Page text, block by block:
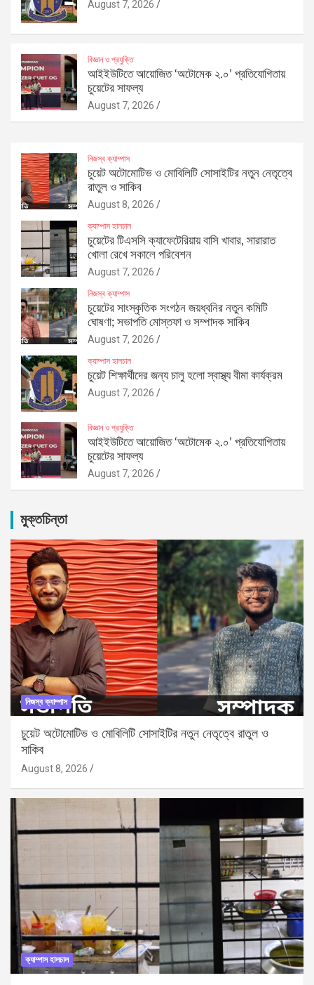
August 7, 2026
বিজ্ঞান ও প্রযুক্তি
আইইউটিতে আয়োজিত ‘অটোমেক ২.০’ প্রতিযোগিতায়
চুয়েটের সাফল্য
August 7, 2026
নিজস্ব ক্যাম্পাস
চুয়েট অটোমোটিভ ও মোবিলিটি সোসাইটির নতুন নেতৃত্বে
রাতুল ও সাকিব
August 8, 2026
ক্যাম্পাস হালচাল
চুয়েটের টিএসসি ক্যাফেটেরিয়ায় বাসি খাবার, সারারাত
খোলা রেখে সকালে পরিবেশন
August 7, 2026
নিজস্ব ক্যাম্পাস
চুয়েটের সাংস্কৃতিক সংগঠন জয়ধ্বনির নতুন কমিটি
ঘোষণা; সভাপতি মোস্তফা ও সম্পাদক সাকিব
August 7, 2026
ক্যাম্পাস হালচাল
চুয়েট শিক্ষার্থীদের জন্য চালু হলো স্বাস্থ্য বীমা কার্যক্রম
August 7, 2026
বিজ্ঞান ও প্রযুক্তি
আইইউটিতে আয়োজিত ‘অটোমেক ২.০’ প্রতিযোগিতায়
চুয়েটের সাফল্য
August 7, 2026
মুক্তচিন্তা
নিজস্ব ক্যাম্পাস
চুয়েট অটোমোটিভ ও মোবিলিটি সোসাইটির নতুন নেতৃত্বে রাতুল ও
সাকিব
August 8, 2026
ক্যাম্পাস হালচাল